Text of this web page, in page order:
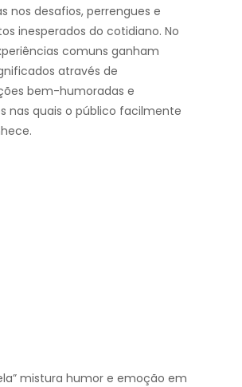
nos desafios, perrengues e
inesperados do cotidiano. No
comuns ganham
através de
bem-humoradas e
nas quais o público facilmente
mistura humor e emoção em